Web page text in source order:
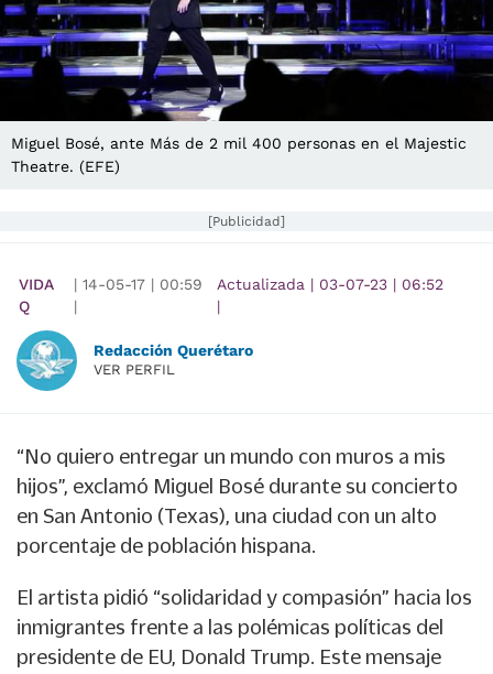
Miguel Bosé, ante Más de 2 mil 400 personas en el Majestic
Theatre. (EFE)
[Publicidad]
VIDA
Q
| 14-05-17 | 00:59
|
Actualizada | 03-07-23 | 06:52
|
Redacción Querétaro
VER PERFIL
“No quiero entregar un mundo con muros a mis
hijos”, exclamó Miguel Bosé durante su concierto
en San Antonio (Texas), una ciudad con un alto
porcentaje de población hispana.
El artista pidió “solidaridad y compasión” hacia los
inmigrantes frente a las polémicas políticas del
presidente de EU, Donald Trump. Este mensaje